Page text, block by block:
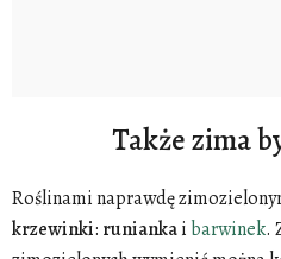
Także zima
Roślinami naprawdę
krzewinki: runiankai barwinek.